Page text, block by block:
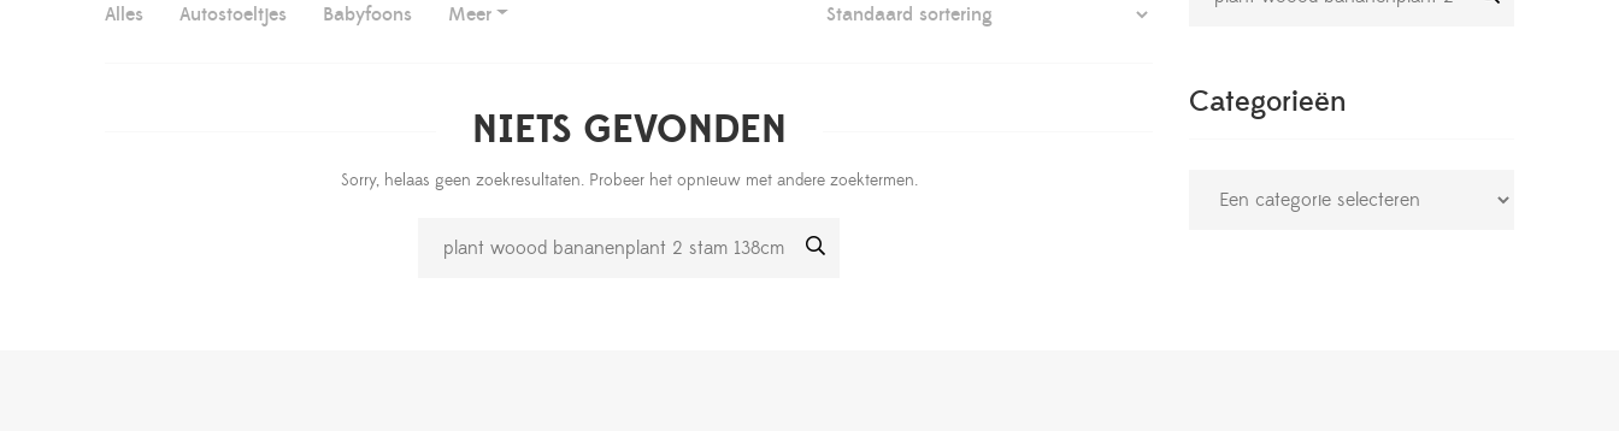
Alles Autostoeltjes Babyfoons Meer
NIETS GEVONDEN
Sorry, helaas geen zoekresultaten. Probeer het opnieuw met andere zoektermen.
Categorieën